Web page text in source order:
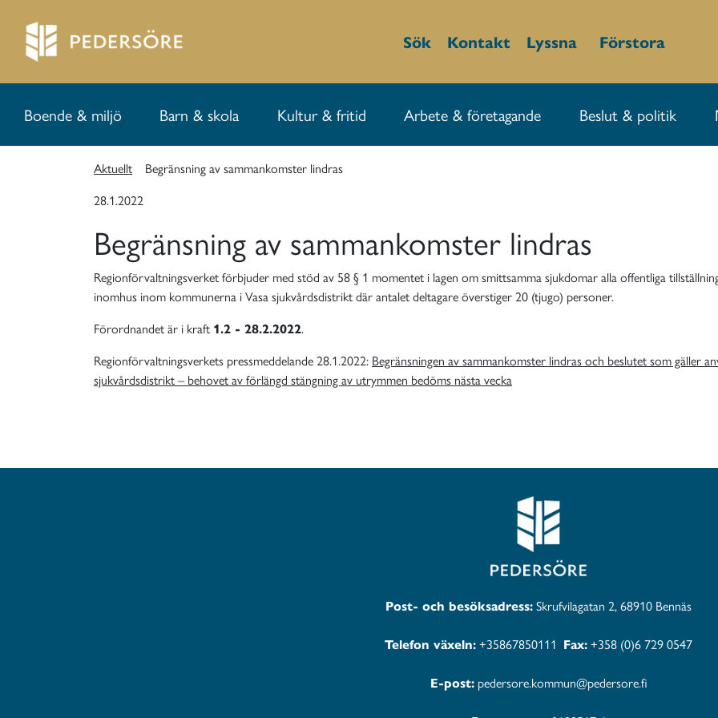
Sök Kontakt Lyssna Förstora
Boende & miljö Barn & skola Kultur & fritid Arbete & företagande Beslut & politik
Aktuellt
Begränsning av sammankomster lindras
28.1.2022
Begränsning av sammankomster lindras
Regionförvaltningsverket förbjuder med stöd av 58 § 1 momentet i lagen om smittsamma sjukdomar alla offentliga
inomhus inom kommunerna i Vasa sjukvårdsdistrikt där antalet deltagare överstiger 20 (tjugo) personer.
Förordnandet är i kraft 1.2 - 28.2.2022.
Regionförvaltningsverkets pressmeddelande28.1.2022: Begränsningen av sammankomster lindras och beslutet som gäller
sjukvårdsdistrikt – behovet av förlängd stängning av utrymmen bedöms nästa vecka
Post- och besöksadress:Skrufvilagatan 2, 68910 Bennäs
Telefon växeln:+35867850111 Fax:+358 (0)6 729 0547
E-post:pedersore.kommun@pedersore.fi